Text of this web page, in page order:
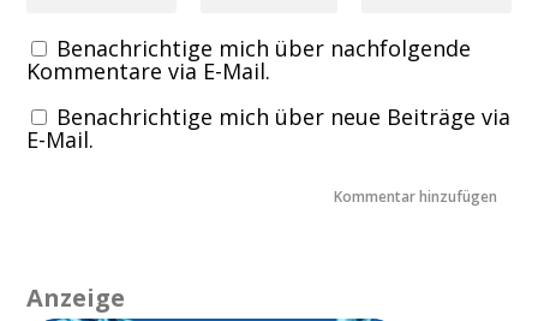
Benachrichtige mich über nachfolgende
Kommentare via E-Mail.
Benachrichtige mich über neue Beiträge via
E-Mail.
Anzeige